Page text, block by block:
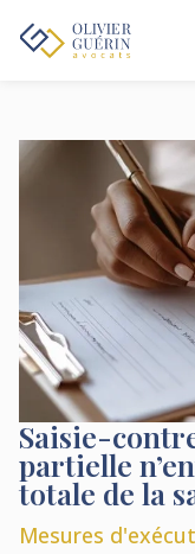
Saisie-
partielle
totale de la
Mesures